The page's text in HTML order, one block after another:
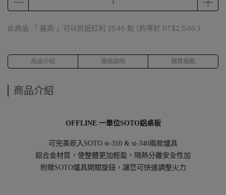
此商品 「 最高 」可以折抵紅利 2546 點 (約等於 NT$2,546 )
商品介紹 規格說明 購買規範
商品介紹
OFFLINE 一單位SOTO鋁桌板
可完美崁入SOTO st-310 & st-340兩款爐具
鋁合金材質，使整體更加輕盈，隔熱分離安全性加
附贈SOTO爐具開關旋鈕，讓您可快速調整火力